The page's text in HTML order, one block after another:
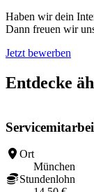
Haben wir dein
Dann freuen wir
Jetzt bewerben
Entdecke
Ort
München
Stundenlohn